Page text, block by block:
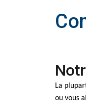
La
ou vous